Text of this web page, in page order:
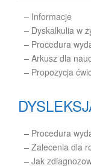
– Informacje
– Dyskalkulia w
– Procedura
– Arkusz dla
– Propozycja
– Procedura
– Zalecenia dla
– Jak